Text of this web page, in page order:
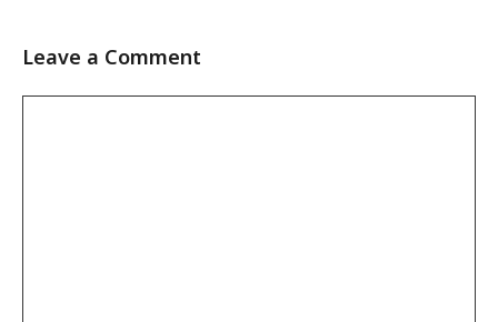
Leave a Comment